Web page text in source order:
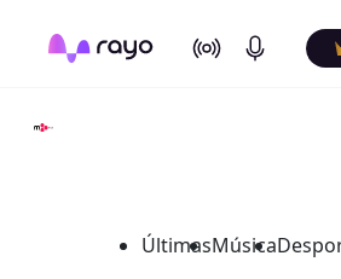
On Air Podcasts
ÚltimasMúsica